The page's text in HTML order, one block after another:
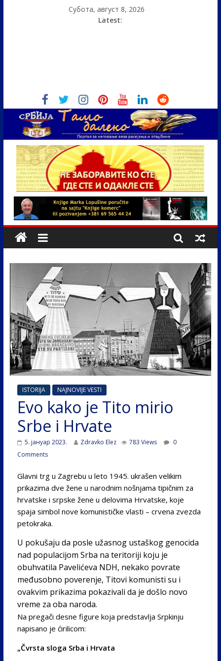
Субота, август 8, 2026
Latest:
ISTORIJA NAJNOVIJE VESTI
Evo kako je Tito mirio
Srbe i Hrvate
5. јануар 2023. Zdravko Elez 783 Views
0
Comments
Glavni trg u Zagrebu u leto 1945. ukrašen velikim
prikazima dve žene u narodnim nošnjama tipičnim za
hrvatske i srpske žene u delovima Hrvatske, koje
spaja simbol nove komunističke vlasti – crvena zvezda
petokraka.
U pokušaju da posle užasnog ustaškog genocida
nad populacijom Srba na teritoriji koju je
obuhvatila Pavelićeva NDH, nekako povrate
međusobno poverenje, Titovi komunisti su i
ovakvim prikazima pokazivali da je došlo novo
vreme za oba naroda.
Na pregači desne figure koja predstavlja Srpkinju
napisano je ćirilicom:
„Čvrsta sloga Srba i Hrvata